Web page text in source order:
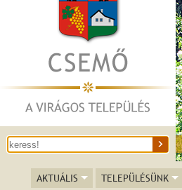
AKTUÁLIS TELEPÜLÉSÜNK